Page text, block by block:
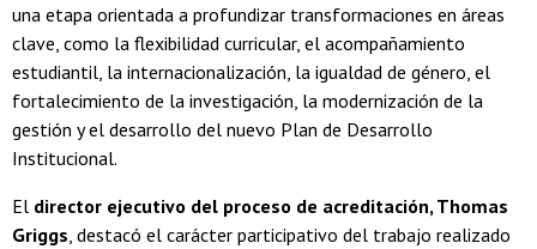
una etapa orientada a profundizar transformaciones en áreas
clave, como la flexibilidad curricular, el acompañamiento
estudiantil, la internacionalización, la igualdad de género, el
fortalecimiento de la investigación, la modernización de la
gestión y el desarrollo del nuevo Plan de Desarrollo
Institucional.
El director ejecutivo del proceso de acreditación, Thomas
Griggs , destacó el carácter participativo del trabajo realizado